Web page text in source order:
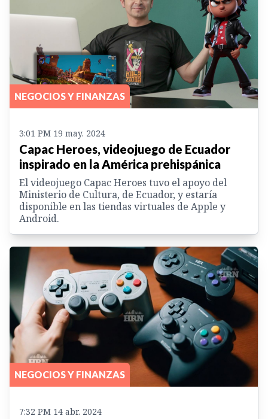
NEGOCIOS Y FINANZAS
3:01 PM 19 may. 2024
Capac Heroes, videojuego de Ecuador
inspirado en la América prehispánica
El videojuego Capac Heroes tuvo el apoyo del
Ministerio de Cultura, de Ecuador, y estaría
disponible en las tiendas virtuales de Apple y
Android.
NEGOCIOS Y FINANZAS
7:32 PM 14 abr. 2024